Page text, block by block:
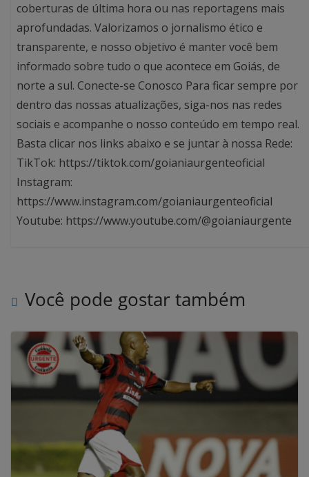
coberturas de última hora ou nas reportagens mais
aprofundadas. Valorizamos o jornalismo ético e
transparente, e nosso objetivo é manter você bem
informado sobre tudo o que acontece em Goiás, de
norte a sul. Conecte-se Conosco Para ficar sempre por
dentro das nossas atualizações, siga-nos nas redes
sociais e acompanhe o nosso conteúdo em tempo real.
Basta clicar nos links abaixo e se juntar à nossa Rede:
TikTok: https://tiktok.com/goianiaurgenteoficial
Instagram:
https://www.instagram.com/goianiaurgenteoficial
Youtube: https://www.youtube.com/@goianiaurgente
Você pode gostar também